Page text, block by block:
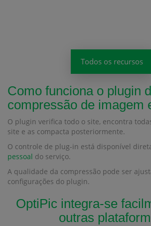
Todos os recursos
Como funciona o plugin
compressão de imagem
O plugin verifica todo o site, encontra
site e as compacta posteriormente.
O controle de plug-in está disponível
pessoal do serviço.
A qualidade da compressão pode ser
configurações do plugin.
OptiPic integra-se
outras